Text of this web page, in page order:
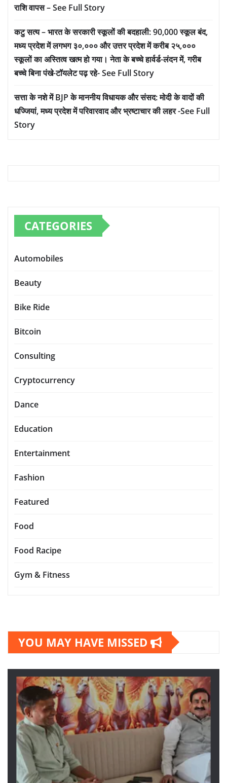
राशि वापस – See Full Story
कटु सत्य – भारत के सरकारी स्कूलों की बदहाली: 90,000 स्कूल बंद,
मध्य प्रदेश में लगभग ३०,००० और उत्तर प्रदेश में करीब २५,०००
स्कूलों का अस्तित्व खत्म हो गया। नेता के बच्चे हार्वर्ड-लंदन में, गरीब
बच्चे बिना पंखे-टॉयलेट पढ़ रहे- See Full Story
सत्ता के नशे में BJP के माननीय विधायक और संसद: मोदी के वादों की
धज्जियां, मध्य प्रदेश में परिवारवाद और भ्रष्टाचार की लहर -See Full
Story
CATEGORIES
Automobiles
Beauty
Bike Ride
Bitcoin
Consulting
Cryptocurrency
Dance
Education
Entertainment
Fashion
Featured
Food
Food Racipe
Gym & Fitness
YOU MAY HAVE MISSED